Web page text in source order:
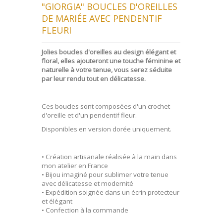
"GIORGIA" BOUCLES D'OREILLES
DE MARIÉE AVEC PENDENTIF
FLEURI
Jolies boucles d'oreilles au design élégant et
floral, elles ajouteront une touche féminine et
naturelle à votre tenue, vous serez séduite
par leur rendu tout en délicatesse.
Ces boucles sont composées d'un crochet
d'oreille et d'un pendentif fleur.
Disponibles en version dorée uniquement.
• Création artisanale réalisée à la main dans
mon atelier en France
• Bijou imaginé pour sublimer votre tenue
avec délicatesse et modernité
• Expédition soignée dans un écrin protecteur
et élégant
• Confection à la commande